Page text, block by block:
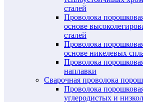
сталей
Проволока
основе
сталей
Проволока
основе никелевых
Проволока
наплавки
Сварочная проволока
Проволока
углеродистых и